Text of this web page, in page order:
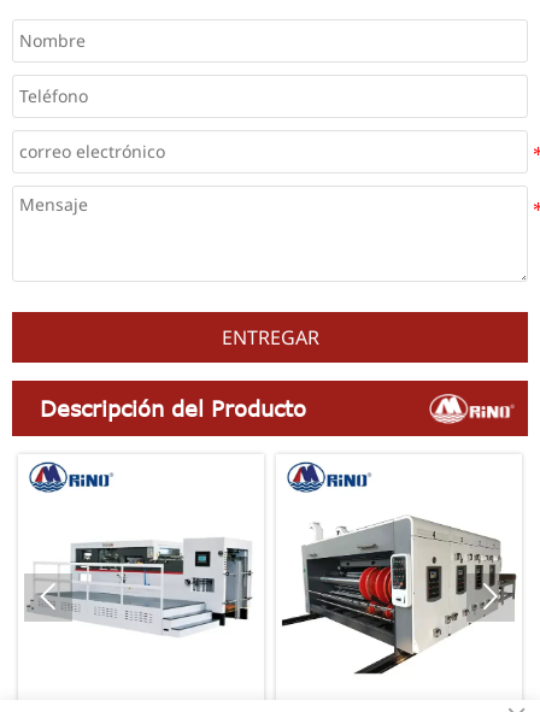
ENTREGAR
Descripción del Producto
 